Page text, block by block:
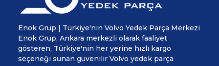
Enok Grup | Türkiye'nin Volvo Yedek Parça Merkezi
Enok Grup, Ankara merkezli olarak faaliyet
gösteren, Türkiye'nin her yerine hızlı kargo
seçeneği sunan güvenilir Volvo yedek parça